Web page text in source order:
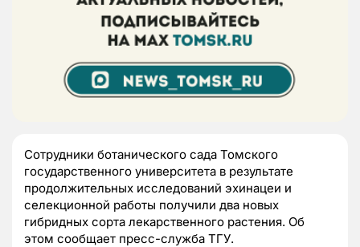
Сотрудники ботанического сада Томского
государственного университета в результате
продолжительных исследований эхинацеи и
селекционной работы получили два новых
гибридных сорта лекарственного растения. Об
этом сообщает пресс-служба ТГУ.